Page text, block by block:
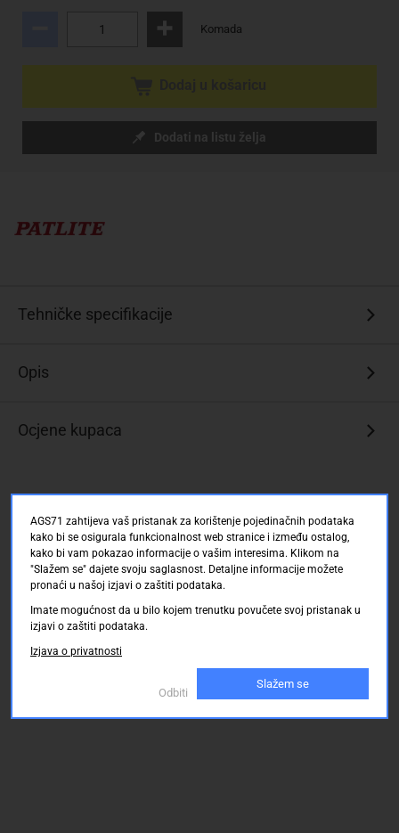
Komada
Dodati na listu želja
Tehničke specifikacije
Opis
Ocjene kupaca
AGS71 zahtijeva vaš pristanak za korištenje pojedinačnih podataka
kako bi se osigurala funkcionalnost web stranice i između ostalog,
kako bi vam pokazao informacije o vašim interesima. Klikom na
"Slažem se" dajete svoju saglasnost. Detaljne informacije možete
pronaći u našoj izjavi o zaštiti podataka.
Imate mogućnost da u bilo kojem trenutku povučete svoj pristanak u
izjavi o zaštiti podataka.
Izjava o privatnosti
Odbiti
Slažem se